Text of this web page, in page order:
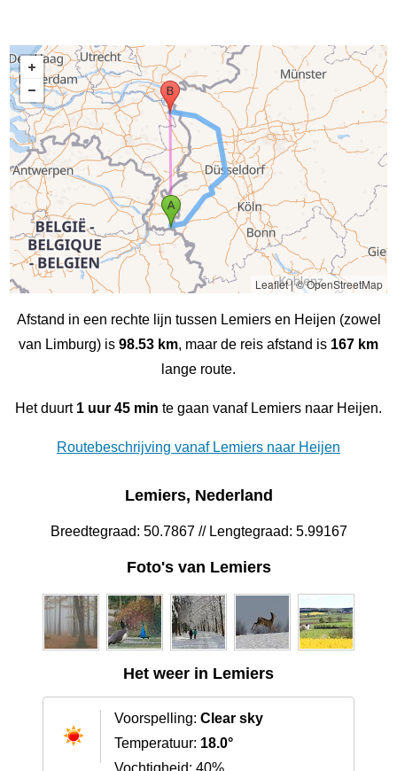
Leaflet|© OpenStreetMap
Afstand in een rechte lijn tussen Lemiers en Heijen (zowel
van Limburg) is 98.53 km, maar de reis afstand is 167 km
lange route.
Het duurt 1 uur 45 min te gaan vanaf Lemiers naar Heijen.
Routebeschrijving vanaf Lemiers naar Heijen
Lemiers, Nederland
Breedtegraad: 50.7867 // Lengtegraad: 5.99167
Foto's van Lemiers
Het weer in Lemiers
Voorspelling: Clear sky
Temperatuur: 18.0°